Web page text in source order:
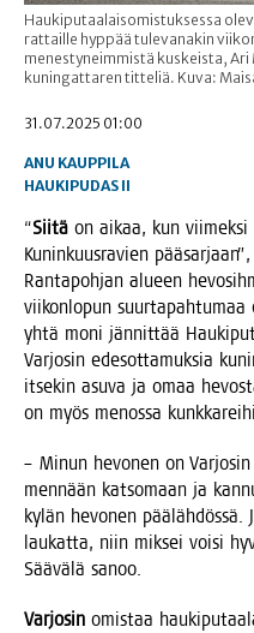
Haukiputaalaisomistuksessa
rattaille hyppää tulevanakin
menestyneimmistä kuskeista,
kuningattaren titteliä. Kuva:
31.07.2025 01:00
ANU KAUPPILA
HAUKIPUDAS II
“Sii­tä on aikaa, kun
Kunin­kuus­ra­vien
Ran­ta­poh­jan alu­een
vii­kon­lo­pun suur­ta­pah­tu­maa
yhtä moni jän­nit­tää
Var­jo­sin ede­sot­ta­muk­sia
itse­kin asu­va ja omaa
on myös menos­sa
– Minun hevo­nen on
men­nään kat­so­maan ja
kylän hevo­nen pää­läh­dös­sä.
lau­kat­ta, niin mik­sei voi­si
Sää­vä­lä sanoo.
Var­jo­sin omis­taa